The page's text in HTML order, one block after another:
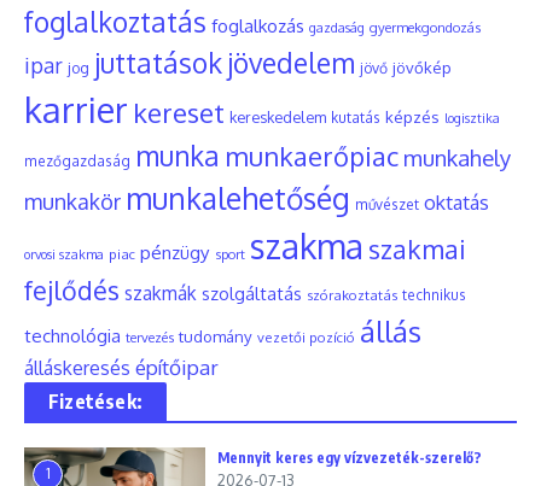
foglalkoztatás foglalkozás gazdaság gyermekgondozás
ipar jog juttatások jövedelem jövő jövőkép
karrier kereset kereskedelem kutatás képzés logisztika
mezőgazdaság munka munkaerőpiac munkahely
munkakör munkalehetőség művészet oktatás
orvosi szakma piac pénzügy sport szakma szakmai
fejlődés szakmák szolgáltatás szórakoztatás technikus
technológia tervezés tudomány vezetői pozíció állás
álláskeresés építőipar
Fizetések:
1
Mennyit keres egy vízvezeték-szerelő?
2026-07-13